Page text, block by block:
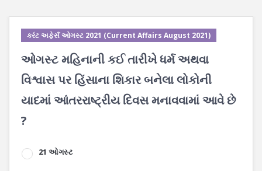
કરંટ અફેર્સ ઓગસ્ટ 2021 (Current Affairs August 2021)
ઓગસ્ટ મહિનાની કઈ તારીખે ધર્મ અથવા
વિશ્વાસ પર હિંસાના શિકાર બનેલા લોકોની
યાદમાં આંતરરાષ્ટ્રીય દિવસ મનાવવામાં આવે છે
?
21 ઓગસ્ટ